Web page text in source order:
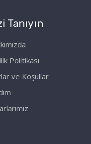
Tanıyın
Politikası
ve Koşullar